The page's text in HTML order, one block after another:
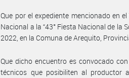
Que por el expediente mencionado en
Nacional a la “43° Fiesta Nacional de la
2022, en la Comuna de Arequito,
Que dicho encuentro es convocado
técnicos que posibiliten al productor